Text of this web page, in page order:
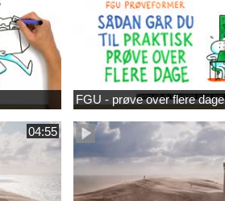
FGU - prøve over flere dage
04:55